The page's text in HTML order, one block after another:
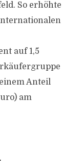
So erhöhte
auf 1,5
Anteil
am